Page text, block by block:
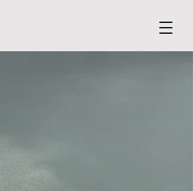
Entdecke sommerliche Kletterkurse
und geführte Touren mit Andermatt